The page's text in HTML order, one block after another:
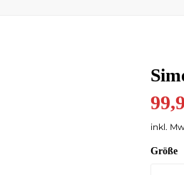
inkl.
Größe